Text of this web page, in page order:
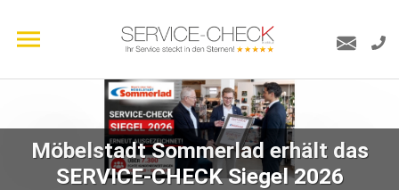
Möbelstadt Sommerlad erhält das
SERVICE-CHECK Siegel 2026